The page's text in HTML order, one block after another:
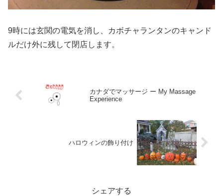
9時には玄関の電気を消し、カボチャランタンのキャンド
ルだけ外に残して閉店します。
カナダでマッサージ ー My Massage
Experience
ハロウィンの飾り付け
シェアする